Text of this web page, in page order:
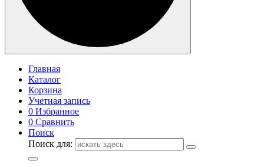
Главная
Каталог
Корзина
Учетная запись
0 Избранное
0 Сравнить
Поиск
Поиск для: